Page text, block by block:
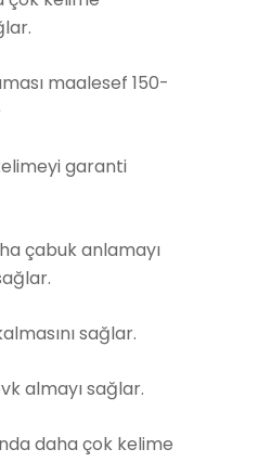
maalesef 150-
garanti
çabuk anlamayı
sağlar.
almayı sağlar.
daha çok kelime